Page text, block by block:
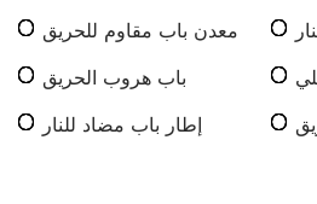
معدن باب مقاوم للحريق
باب هروب الحريق
إطار باب مضاد للنار